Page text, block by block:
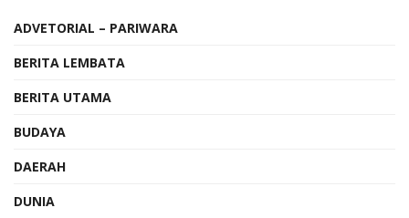
ADVETORIAL – PARIWARA
BERITA LEMBATA
BERITA UTAMA
BUDAYA
DAERAH
DUNIA